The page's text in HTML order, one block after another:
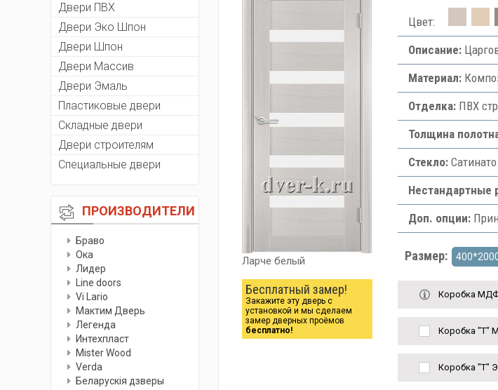
Двери ПВХ
Двери Эко Шпон
Двери Шпон
Двери Массив
Двери Эмаль
Пластиковые двери
Складные двери
Двери строителям
Специальные двери
ПРОИЗВОДИТЕЛИ
Браво
Ока
Лидер
Line doors
Vi Lario
Мактим Дверь
Легенда
Интехпласт
Мister Wood
Verda
Беларускiя дзверы
Ларче белый
Бесплатный замер!
Закажите эту дверь с
установкой и мы сделаем
замер дверных проёмов
бесплатно!
Цвет:
Описание:
Материал:
Отделка:ПВХ
Толщина
Стекло:
Нестандартные
Доп. опции:
Размер:
Коробка
Коробка "Т"
Коробка "Т"